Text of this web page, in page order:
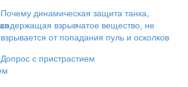
Почему динамическая защита танка,
содержащая взрывчатое вещество, не
взрывается от попадания пуль и осколков
Допрос с пристрастием